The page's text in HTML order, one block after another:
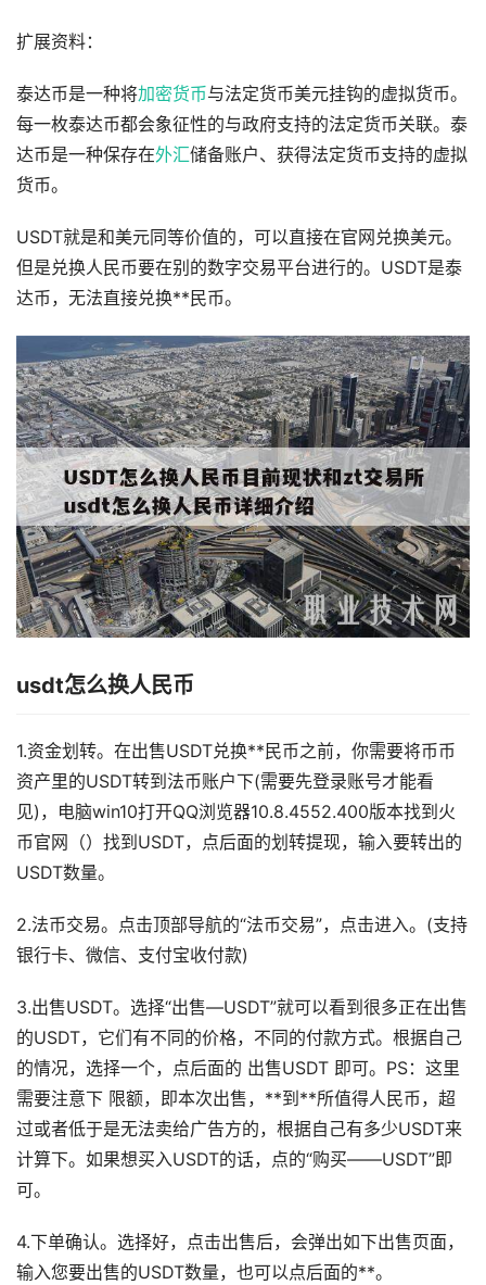
扩展资料：
泰达币是一种将加密货币与法定货币美元挂钩的虚拟货币。
每一枚泰达币都会象征性的与政府支持的法定货币关联。泰
达币是一种保存在外汇储备账户、获得法定货币支持的虚拟
货币。
USDT就是和美元同等价值的，可以直接在官网兑换美元。
但是兑换人民币要在别的数字交易平台进行的。USDT是泰
达币，无法直接兑换**民币。
usdt怎么换人民币
1.资金划转。在出售USDT兑换**民币之前，你需要将币币
资产里的USDT转到法币账户下(需要先登录账号才能看
见)，电脑win10打开QQ浏览器10.8.4552.400版本找到火
币官网（）找到USDT，点后面的划转提现，输入要转出的
USDT数量。
2.法币交易。点击顶部导航的“法币交易”，点击进入。(支持
银行卡、微信、支付宝收付款)
3.出售USDT。选择“出售—USDT”就可以看到很多正在出售
的USDT，它们有不同的价格，不同的付款方式。根据自己
的情况，选择一个，点后面的 出售USDT 即可。PS：这里
需要注意下 限额，即本次出售，**到**所值得人民币，超
过或者低于是无法卖给广告方的，根据自己有多少USDT来
计算下。如果想买入USDT的话，点的“购买——USDT”即
可。
4.下单确认。选择好，点击出售后，会弹出如下出售页面，
输入您要出售的USDT数量，也可以点后面的**。